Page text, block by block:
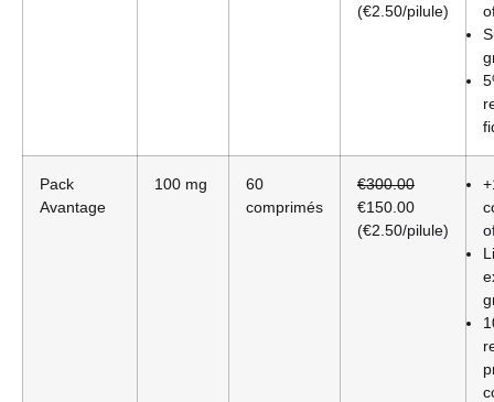
(€2.50/pilule)
Pack
Avantage
100 mg
60
comprimés
€300.00
€150.00
(€2.50/pilule)